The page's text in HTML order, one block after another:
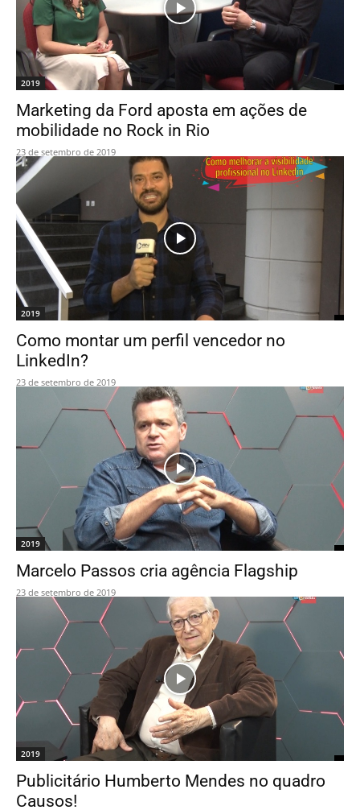
2019
Marketing da Ford aposta em ações de
mobilidade no Rock in Rio
23 de setembro de 2019
2019
Como montar um perfil vencedor no
LinkedIn?
23 de setembro de 2019
2019
Marcelo Passos cria agência Flagship
23 de setembro de 2019
2019
Publicitário Humberto Mendes no quadro
Causos!